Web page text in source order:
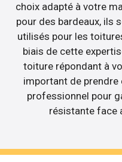
choix adapté à votre
pour des bardeaux, ils
utilisés pour les
biais de cette
toiture répondant à
important de prendre
professionnel pour
résistante face